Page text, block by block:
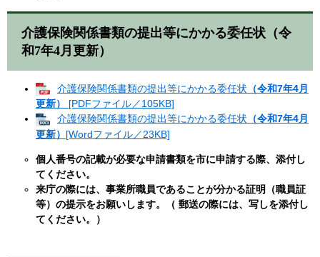
介護保険関係書類の提出等にかかる委任状（令
和7年4月更新）
介護保険関係書類の提出等にかかる委任状 （令和7年4月
更新）
[PDFファイル／105KB]
介護保険関係書類の提出等にかかる委任状 （令和7年4月
更新） [Wordファイル／23KB]
個人番号の記載が必要な申請書類を市に申請する際、添付し
てください。
来庁の際には、事業所職員であることが分かる証明（職員証
等）の提示をお願いします。（ 郵送の際には、写しを添付し
てください。）